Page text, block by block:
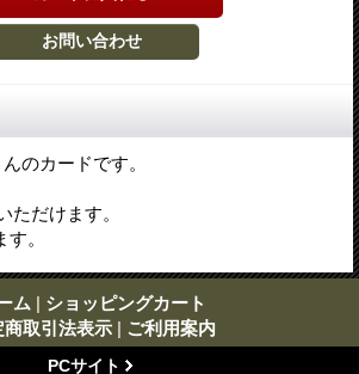
のカードです。
ただけます。
。
ム | ショッピングカート
商取引法表示 | ご利用案内
PCサイト